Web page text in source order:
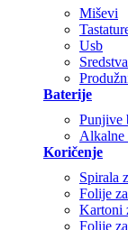
Miševi
Usb
Baterije
Punjive
Alkalne
Koričenje
Spirala
Folije
Kartoni
Folije